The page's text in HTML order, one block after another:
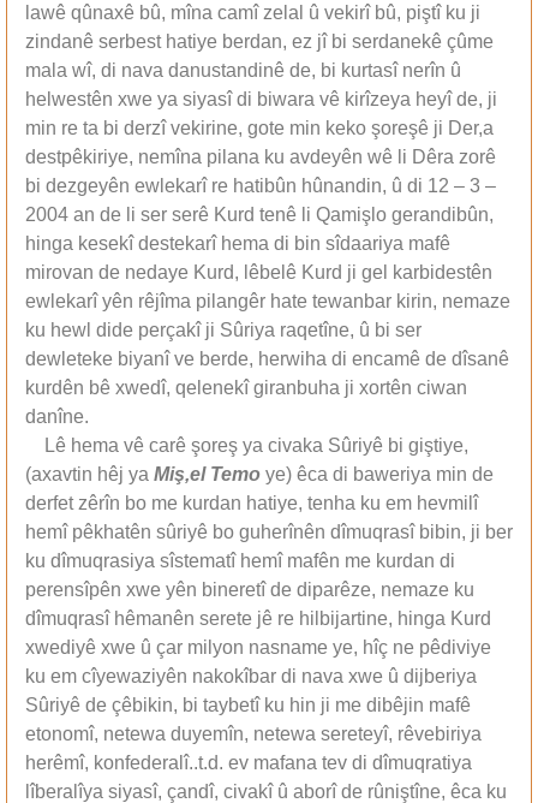
lawê qûnaxê bû, mîna camî zelal û vekirî bû, piştî ku ji
zindanê serbest hatiye berdan, ez jî bi serdanekê çûme
mala wî, di nava danustandinê de, bi kurtasî nerîn û
helwestên xwe ya siyasî di biwara vê kirîzeya heyî de, ji
min re ta bi derzî vekirine, gote min keko şoreşê ji Der,a
destpêkiriye, nemîna pilana ku avdeyên wê li Dêra zorê
bi dezgeyên ewlekarî re hatibûn hûnandin, û di 12 – 3 –
2004 an de li ser serê Kurd tenê li Qamişlo gerandibûn,
hinga kesekî destekarî hema di bin sîdaariya mafê
mirovan de nedaye Kurd, lêbelê Kurd ji gel karbidestên
ewlekarî yên rêjîma pilangêr hate tewanbar kirin, nemaze
ku hewl dide perçakî ji Sûriya raqetîne, û bi ser
dewleteke biyanî ve berde, herwiha di encamê de dîsanê
kurdên bê xwedî, qelenekî giranbuha ji xortên ciwan
danîne.
Lê hema vê carê şoreş ya civaka Sûriyê bi giştiye,
(axavtin hêj ya Miş,el Temo ye) êca di baweriya min de
derfet zêrîn bo me kurdan hatiye, tenha ku em hevmilî
hemî pêkhatên sûriyê bo guherînên dîmuqrasî bibin, ji ber
ku dîmuqrasiya sîstematî hemî mafên me kurdan di
perensîpên xwe yên bineretî de diparêze, nemaze ku
dîmuqrasî hêmanên serete jê re hilbijartine, hinga Kurd
xwediyê xwe û çar milyon nasname ye, hîç ne pêdiviye
ku em cîyewaziyên nakokîbar di nava xwe û dijberiya
Sûriyê de çêbikin, bi taybetî ku hin ji me dibêjin mafê
etonomî, netewa duyemîn, netewa sereteyî, rêvebiriya
herêmî, konfederalî..t.d. ev mafana tev di dîmuqratiya
lîberalîya siyasî, çandî, civakî û aborî de rûniştîne, êca ku